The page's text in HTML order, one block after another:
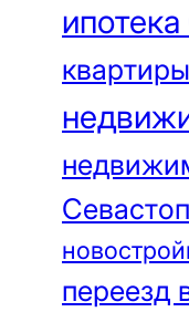
переезд